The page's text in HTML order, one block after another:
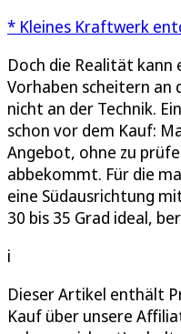
* Kleines Kraftwerk
Doch die Realität kann
Vorhaben scheitern an
nicht an der Technik.
schon vor dem Kauf:
Angebot, ohne zu
abbekommt. Für die
eine Südausrichtung
30 bis 35 Grad ideal,
i
Dieser Artikel enthält
Kauf über unsere